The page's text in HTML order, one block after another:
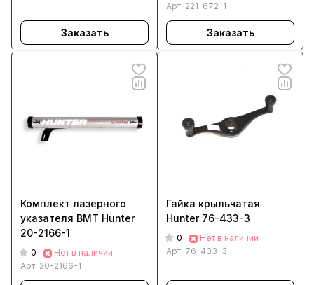
Заказать
Арт. 221-672-1
Заказать
Комплект лазерного
указателя ВМТ Hunter
20-2166-1
0
Нет в наличии
Арт. 20-2166-1
Гайка крыльчатая
Hunter 76-433-3
0
Нет в наличии
Арт. 76-433-3